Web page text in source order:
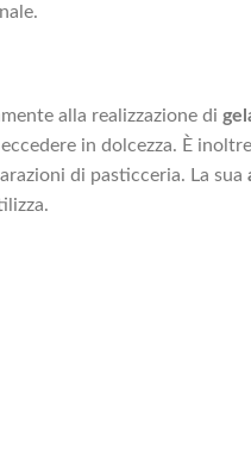
alla realizzazione di
in dolcezza. È
di pasticceria. La sua